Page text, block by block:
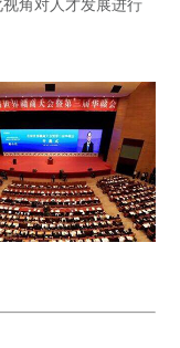
角对人才发展进行